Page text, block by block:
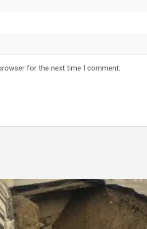
for the next time I comment.